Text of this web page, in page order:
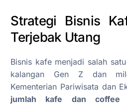
Strategi Bisnis
Terjebak Utang
Bisnis kafe menjadi salah
kalangan Gen Z dan
Kementerian Pariwisata dan
jumlah kafe dan coffee